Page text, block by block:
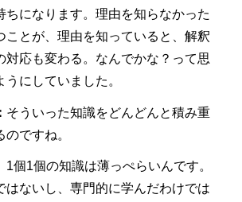
ちになります。理由を知らなかった
ことが、理由を知っていると、解釈
対応も変わる。なんでかな？って思
うにしていました。
そういった知識をどんどんと積み重
ですね。
1個1個の知識は薄っぺらいんです。
はないし、専門的に学んだわけでは